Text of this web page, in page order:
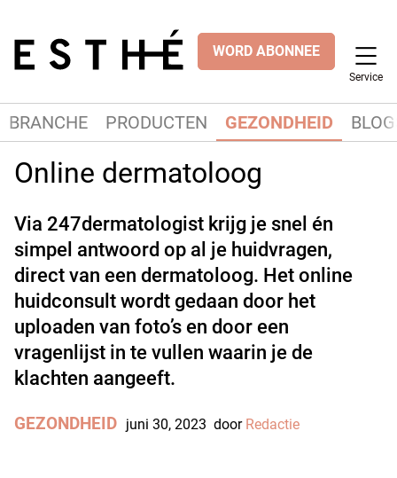
WORD ABONNEE
Service
BRANCHE PRODUCTEN GEZONDHEID
Online dermatoloog
Via 247dermatologist krijg je snel én
simpel antwoord op al je huidvragen,
direct van een dermatoloog. Het online
huidconsult wordt gedaan door het
uploaden van foto’s en door een
vragenlijst in te vullen waarin je de
klachten aangeeft.
GEZONDHEID juni 30, 2023 door Redactie